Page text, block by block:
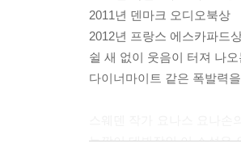
2011년 덴마크 오디오북상
2012년 프랑스 에스카파드
쉴 새 없이 웃음이 터져 나
다이너마이트 같은 폭발력
늦깎이 데뷔작인 이 소설은